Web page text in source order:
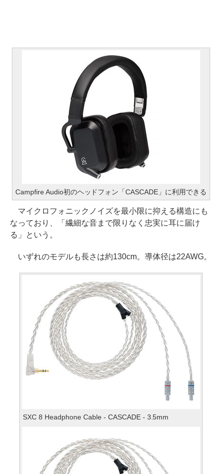
Campfire Audio初のヘッドフォン「CASCADE」に利用できる
マイクロフォニックノイズを最小限に抑える構造にも
なっており、「繊細な音まで限りなく忠実に耳に届け
る」という。
いずれのモデルも長さは約130cm。導体径は22AWG。
SXC 8 Headphone Cable - CASCADE - 3.5mm